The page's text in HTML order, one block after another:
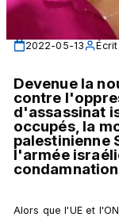
2022-05-13
Devenue la
contre
d'assassinat
occupés, la
palestinienne
l'armée
Alors que l'UE et